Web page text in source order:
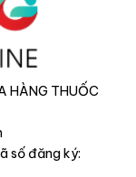
HÀNG THUỐC
số đăng ký: